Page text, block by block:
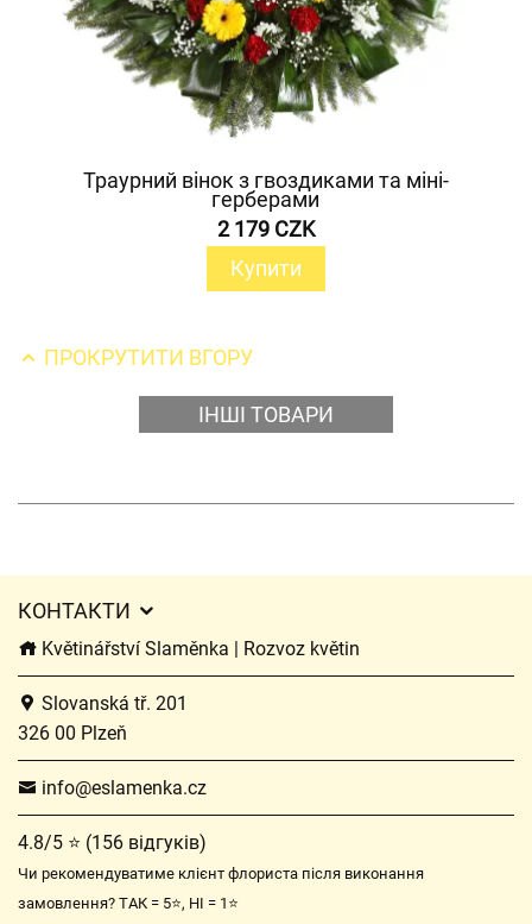
Траурний вінок з гвоздиками та міні-
герберами
2 179 CZK
Купити
ПРОКРУТИТИ ВГОРУ
ІНШІ ТОВАРИ
КОНТАКТИ
Květinářství Slaměnka | Rozvoz květin
Slovanská tř. 201
326 00 Plzeň
info@eslamenka.cz
4.8/5 ⭐ (156 відгуків)
Чи рекомендуватиме клієнт флориста після виконання
замовлення? ТАК = 5⭐, НІ = 1⭐